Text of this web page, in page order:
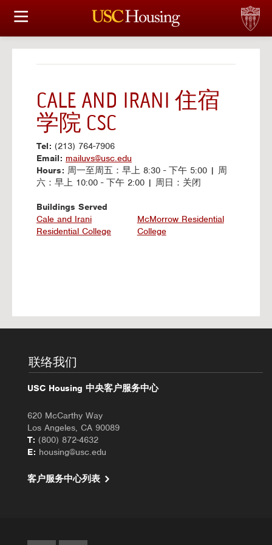
住房选择
财务实事资讯
会议资讯
常见问题解答
CALE AND IRANI 住宿
学院 CSC
Tel: (213) 764-7906
Email: mailuvs@usc.edu
Hours: 周一至周五：早上 8:30 - 下午 5:00 | 周
六：早上 10:00 - 下午 2:00 | 周日：关闭
Buildings Served
Cale and Irani
Residential College
McMorrow Residential
College
联络我们
USC Housing 中央客户服务中心
620 McCarthy Way
Los Angeles, CA 90089
T: (800) 872-4632
E: housing@usc.edu
客户服务中心列表